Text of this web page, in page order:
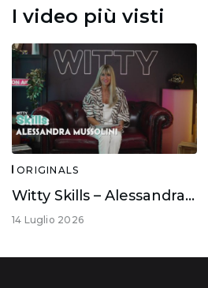
I video più visti
ORIGINALS
Witty Skills – Alessandra Mussolini
14 Luglio 2026